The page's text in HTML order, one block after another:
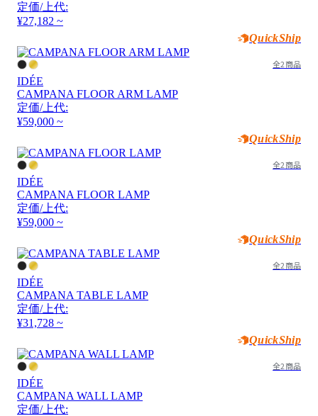
定価/上代:
¥27,182 ~
QuickShip
全2商品
IDÉE
CAMPANA FLOOR ARM LAMP
定価/上代:
¥59,000 ~
QuickShip
全2商品
IDÉE
CAMPANA FLOOR LAMP
定価/上代:
¥59,000 ~
QuickShip
全2商品
IDÉE
CAMPANA TABLE LAMP
定価/上代:
¥31,728 ~
QuickShip
全2商品
IDÉE
CAMPANA WALL LAMP
定価/上代: